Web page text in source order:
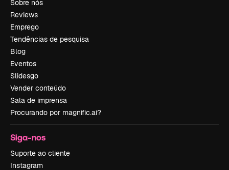
Sobre nós
Reviews
Emprego
Tendências de pesquisa
Blog
Eventos
Slidesgo
Vender conteúdo
Sala de imprensa
Procurando por magnific.ai?
Siga-nos
Suporte ao cliente
Instagram